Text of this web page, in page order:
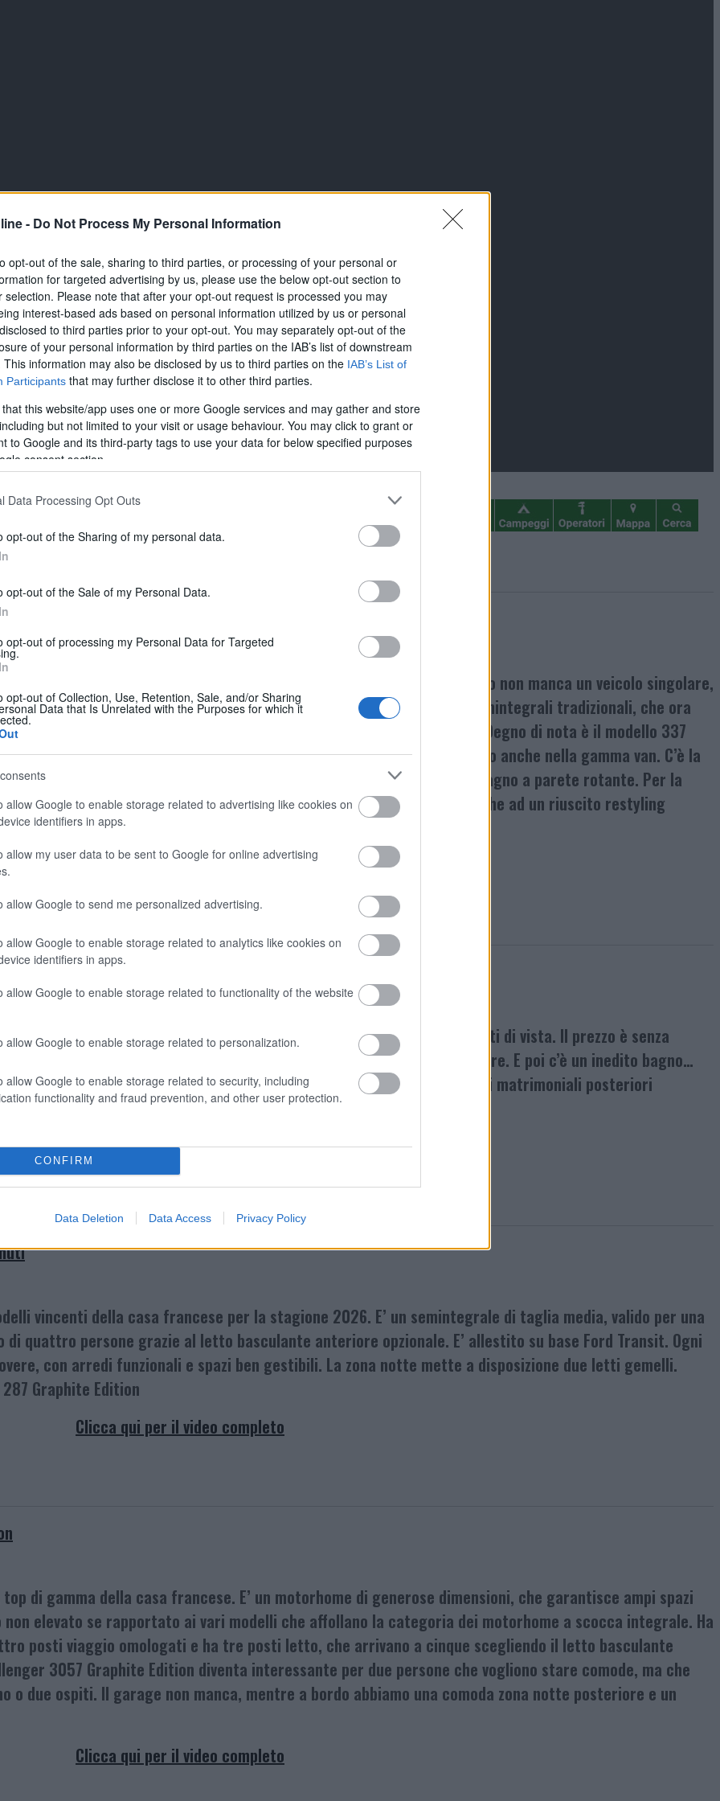
- Do Not Process My Personal Information
opt-out of the sale, sharing to third parties, or processing of your personal or
for targeted advertising by us, please use the below opt-out section to
selection. Please note that after your opt-out request is processed you may
interest-based ads based on personal information utilized by us or personal
to third parties prior to your opt-out. You may separately opt-out of the
of your personal information by third parties on the IAB’s list of downstream
This information may also be disclosed by us to third parties on the IAB’s List of
Participants that may further disclose it to other third parties.
this website/app uses one or more Google services and may gather and store
but not limited to your visit or usage behaviour. You may click to grant or
to Google and its third-party tags to use your data for below specified purposes
consent section.
Data Processing Opt Outs
opt-out of the Sharing of my personal data.
opt-out of the Sale of my Personal Data.
opt-out of processing my Personal Data for Targeted
opt-out of Collection, Use, Retention, Sale, and/or Sharing
Data that Is Unrelated with the Purposes for which it
allow Google to enable storage related to advertising like cookies on
identifiers in apps.
allow my user data to be sent to Google for online advertising
allow Google to send me personalized advertising.
allow Google to enable storage related to analytics like cookies on
identifiers in apps.
allow Google to enable storage related to functionality of the website
allow Google to enable storage related to personalization.
allow Google to enable storage related to security, including
functionality and fraud prevention, and other user protection.
CONFIRM
Data Deletion Data Access Privacy Policy
2027: ve li presentiamo in anteprima in questo video. Anche quest’anno non manca un veicolo singolare,
già ben collaudato in casa Challenger. Ci sono poi cambiamenti tra i semintegrali tradizionali, che ora
nuovi interni sono piacevoli, moderni ma con un richiamo al classico. Degno di nota è il modello 337
Challenger dopo un periodo di assenza. Novità interessanti le troviamo anche nella gamma van. C’è la
mentre i modelli Sport Edition si fanno notare soprattutto per il bagno a parete rotante. Per la
anche ai suoi motorhome: assistiamo ad un restyling esterno, ma anche ad un riuscito restyling
Clicca qui per il video completo
un prezzo invitante per questa nuova speciale
le novità di primavera della casa francese e si fa notare sotto molti punti di vista. Il prezzo è senza
accessori compresi nel prezzo, tra cui batteria al litio e pannello solare. E poi c’è un inedito bagno…
tradizionale V 114 Max rimane però la soluzione abitativa con due letti matrimoniali posteriori
Clicca qui per il video completo
vincenti della casa francese per la stagione 2026. E’ un semintegrale di taglia media, valido per una
quattro persone grazie al letto basculante anteriore opzionale. E’ allestito su base Ford Transit. Ogni
con arredi funzionali e spazi ben gestibili. La zona notte mette a disposizione due letti gemelli.
Graphite Edition
Clicca qui per il video completo
di gamma della casa francese. E’ un motorhome di generose dimensioni, che garantisce ampi spazi
elevato se rapportato ai vari modelli che affollano la categoria dei motorhome a scocca integrale. Ha
posti viaggio omologati e ha tre posti letto, che arrivano a cinque scegliendo il letto basculante
3057 Graphite Edition diventa interessante per due persone che vogliono stare comode, ma che
o due ospiti. Il garage non manca, mentre a bordo abbiamo una comoda zona notte posteriore e un
Clicca qui per il video completo